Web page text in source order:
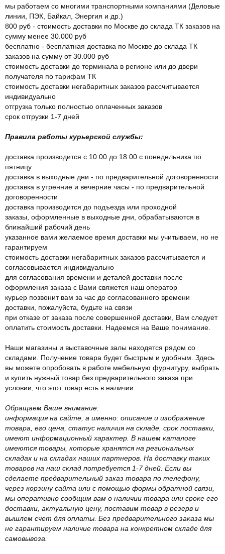
мы работаем со многими транспортными компаниями (Деловые
линии, ПЭК, Байкал, Энергия и др.)
800 руб - стоимость доставки по Москве до склада ТК заказов на
сумму менее 30.000 руб
бесплатно - бесплатная доставка по Москве до склада ТК
заказов на сумму от 30.000 руб
стоимость доставки до терминала в регионе или до двери
получателя по тарифам ТК
стоимость доставки негабаритных заказов рассчитывается
индивидуально
отгрузка только полностью оплаченных заказов
срок отгрузки 1-7 дней
Правила работы курьерской службы:
доставка производится с 10:00 до 18:00 с понедельника по
пятницу
доставка в выходные дни - по предварительной договоренности
доставка в утренние и вечерние часы - по предварительной
договоренности
доставка производится до подъезда или проходной
заказы, оформленные в выходные дни, обрабатываются в
ближайший рабочий день
указанное вами желаемое время доставки мы учитываем, но не
гарантируем
стоимость доставки негабаритных заказов рассчитывается и
согласовывается индивидуально
для согласования времени и деталей доставки после
оформления заказа с Вами свяжется наш оператор
курьер позвонит вам за час до согласованного времени
доставки, пожалуйста, будьте на связи
при отказе от заказа после совершенной доставки, Вам следует
оплатить стоимость доставки. Надеемся на Ваше понимание.
Наши магазины и выставочные залы находятся рядом со
складами. Получение товара будет быстрым и удобным. Здесь
вы можете опробовать в работе мебельную фурнитуру, выбрать
и купить нужный товар без предварительного заказа при
условии, что этот товар есть в наличии.
Обращаем Ваше внимание:
информация на сайте, а именно: описание и изображение
товара, его цена, статус наличия на складе, срок поставки,
имеют информационный характер. В нашем каталоге
имеются товары, которые хранятся на региональных
складах и на складах наших партнеров. На доставку таких
товаров на наш склад потребуется 1-7 дней. Если вы
сделаете предварительный заказ товара по телефону,
через корзину сайта или с помощью формы обратной связи,
мы оперативно сообщим вам о наличии товара или сроке его
доставки, актуальную цену, поставим товар в резерв и
вышлем счет для оплаты. Без предварительного заказа мы
не гарантируем наличие товара на конкретном складе для
самовывоза.